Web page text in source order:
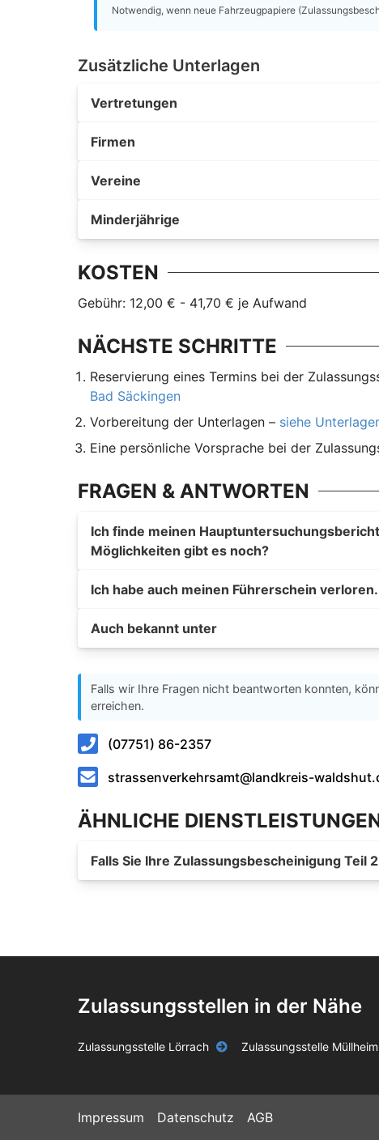
Notwendig, wenn neue Fahrzeugpapiere
Zusätzliche Unterlagen
Vertretungen
Firmen
Vereine
Minderjährige
KOSTEN
Gebühr: 12,00 € - 41,70 € je Aufwand
NÄCHSTE SCHRITTE
Reservierung eines Termins bei der
Bad Säckingen
Vorbereitung der Unterlagen – siehe
Eine persönliche Vorsprache bei der
FRAGEN & ANTWORTEN
Ich finde meinen
Möglichkeiten gibt es noch?
Ich habe auch meinen Führerschein
Auch bekannt unter
Falls wir Ihre Fragen nicht beantworten konnten,
erreichen.
(07751) 86-2357
strassenverkehrsamt@landkreis-
ÄHNLICHE
Falls Sie Ihre Zulassungsbescheinigung Teil
Zulassungsstellen in der Nähe
Zulassungsstelle Lörrach Zulassungsstelle Müllheim
Impressum Datenschutz AGB